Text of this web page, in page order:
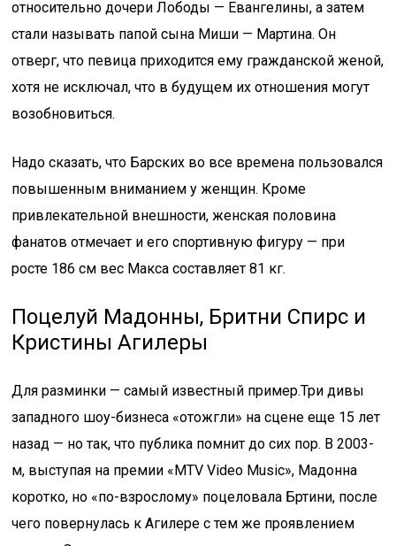
относительно дочери Лободы — Евангелины, а затем
стали называть папой сына Миши — Мартина. Он
отверг, что певица приходится ему гражданской женой,
хотя не исключал, что в будущем их отношения могут
возобновиться.
Надо сказать, что Барских во все времена пользовался
повышенным вниманием у женщин. Кроме
привлекательной внешности, женская половина
фанатов отмечает и его спортивную фигуру — при
росте 186 см вес Макса составляет 81 кг.
Поцелуй Мадонны, Бритни Спирс и
Кристины Агилеры
Для разминки — самый известный пример.Три дивы
западного шоу-бизнеса «отожгли» на сцене еще 15 лет
назад — но так, что публика помнит до сих пор. В 2003-
м, выступая на премии «MTV Video Music», Мадонна
коротко, но «по-взрослому» поцеловала Бртини, после
чего повернулась к Агилере с тем же проявлением